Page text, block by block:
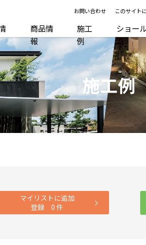
お問い合わせ このサイト
商品情
報
施工
例
ショー
ム
施工例
マイリストに追加
登録0 件